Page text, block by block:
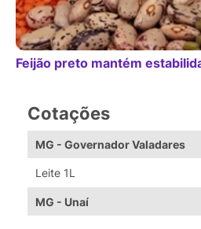
Feijão preto mantém
Cotações
MG - Governador Valadares
Leite 1L
MG - Unaí